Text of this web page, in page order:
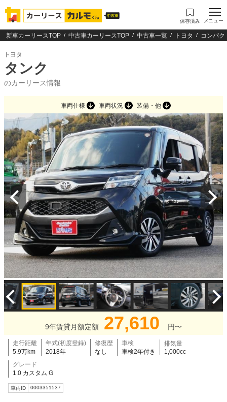
保存済み メニュー
新車カーリースTOP 中古車カーリースTOP 中古車一覧 トヨタ コンパク
トヨタ
タンク
のカーリース情報
車両仕様 車両状況 装備・他
9年賃貸月額定額 27,610 円〜
走行距離
5.9万km
年式(初度登録)
2018年
修復歴
なし
車検
車検2年付き
排気量
1,000cc
グレード
1.0 カスタム G
車両ID 0003351537